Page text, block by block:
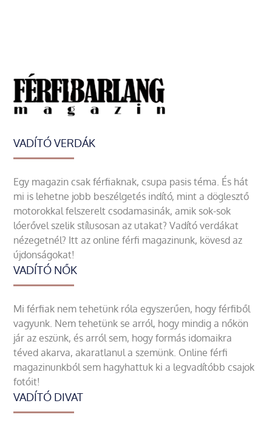
VADÍTÓ VERDÁK
Egy magazin csak férfiaknak, csupa pasis téma. És hát
mi is lehetne jobb beszélgetés indító, mint a döglesztő
motorokkal felszerelt csodamasinák, amik sok-sok
lóerővel szelik stílusosan az utakat? Vadító verdákat
nézegetnél? Itt az online férfi magazinunk, kövesd az
újdonságokat!
VADÍTÓ NŐK
Mi férfiak nem tehetünk róla egyszerűen, hogy férfiből
vagyunk. Nem tehetünk se arról, hogy mindig a nőkön
jár az eszünk, és arról sem, hogy formás idomaikra
téved akarva, akaratlanul a szemünk. Online férfi
magazinunkból sem hagyhattuk ki a legvadítóbb csajok
fotóit!
VADÍTÓ DIVAT